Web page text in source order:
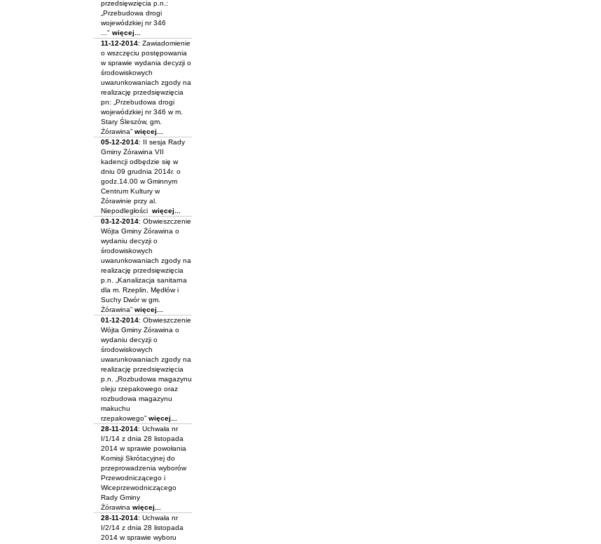
przedsięwzięcia p.n.:
„Przebudowa drogi
wojewódzkiej nr 346
..." więcej...
11-12-2014: Zawiadomienie
o wszczęciu postępowania
w sprawie wydania decyzji o
środowiskowych
uwarunkowaniach zgody na
realizację przedsięwzięcia
pn: „Przebudowa drogi
wojewódzkiej nr 346 w m.
Stary Śleszów, gm.
Żórawina” więcej...
05-12-2014: II sesja Rady
Gminy Żórawina VII
kadencji odbędzie się w
dniu 09 grudnia 2014r. o
godz.14.00 w Gminnym
Centrum Kultury w
Żórawinie przy al.
Niepodległości więcej...
03-12-2014: Obwieszczenie
Wójta Gminy Żórawina o
wydaniu decyzji o
środowiskowych
uwarunkowaniach zgody na
realizację przedsięwzięcia
p.n. „Kanalizacja sanitarna
dla m. Rzeplin, Mędłów i
Suchy Dwór w gm.
Żórawina” więcej...
01-12-2014: Obwieszczenie
Wójta Gminy Żórawina o
wydaniu decyzji o
środowiskowych
uwarunkowaniach zgody na
realizację przedsięwzięcia
p.n. „Rozbudowa magazynu
oleju rzepakowego oraz
rozbudowa magazynu
makuchu
rzepakowego” więcej...
28-11-2014: Uchwała nr
I/1/14 z dnia 28 listopada
2014 w sprawie powołania
Komisji Skrótacyjnej do
przeprowadzenia wyborów
Przewodniczącego i
Wiceprzewodniczącego
Rady Gminy
Żórawina więcej...
28-11-2014: Uchwała nr
I/2/14 z dnia 28 listopada
2014 w sprawie wyboru